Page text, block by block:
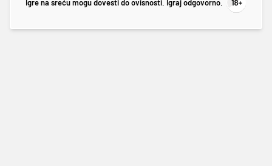
Igre na sreću mogu dovesti do ovisnosti. Igraj odgovorno.